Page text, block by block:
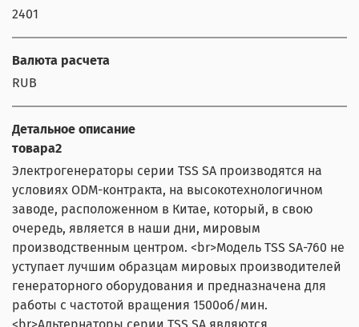
2401
Валюта расчета
RUB
Детальное описание
товара2
Электрогенераторы серии TSS SA производятся на
условиях ODM-контракта, на высокотехнологичном
заводе, расположенном в Китае, который, в свою
очередь, является в наши дни, мировым
производственным центром. <br>Модель TSS SA-760 не
уступает лучшим образцам мировых производителей
генераторного оборудования и предназначена для
работы с частотой вращения 1500об/мин.
<br>Альтернаторы серии TSS SA являются